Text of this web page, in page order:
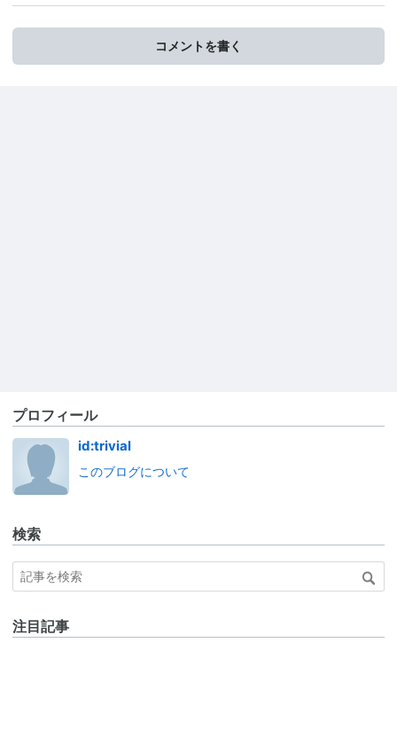
コメントを書く
プロフィール
id:trivial
このブログについて
検索
注目記事